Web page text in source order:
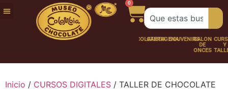
0
FUNDACIÓNNUESTRATRABAJA
CHOCOLATERÍA
CARTAGENASOUVENIRSSALÓN
ONCES
CURSOS
Inicio / CURSOS DIGITALES / TALLER DE CHOCOLATE